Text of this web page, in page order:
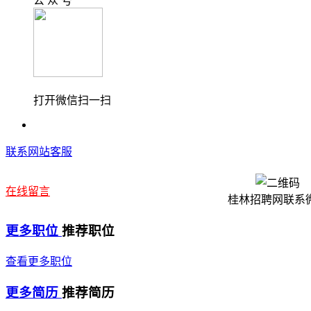
打开微信扫一扫
联系网站客服
在线留言
桂林招聘网联系
更多职位 推荐职位
查看更多职位
更多简历 推荐简历